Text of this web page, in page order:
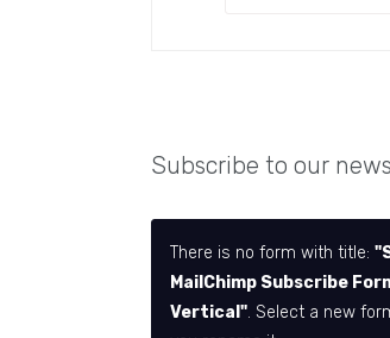
Subscribe to our
There is no form with title:
MailChimp Subscribe
Vertical". Select a new